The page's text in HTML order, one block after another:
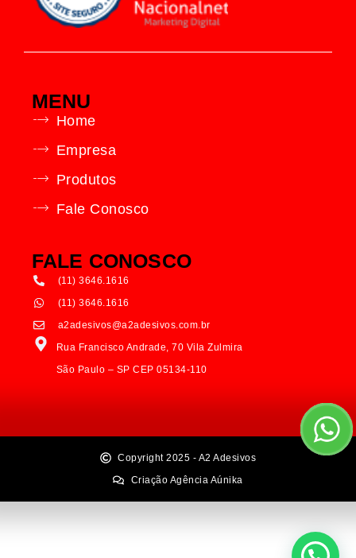
MENU
Home
Empresa
Produtos
Fale Conosco
FALE CONOSCO
(11) 3646.1616
(11) 3646.1616
a2adesivos@a2adesivos.com.br
Rua Francisco Andrade, 70 Vila Zulmira
São Paulo – SP CEP 05134-110
Copyright 2025 - A2 Adesivos
Criação Agência Aúnika